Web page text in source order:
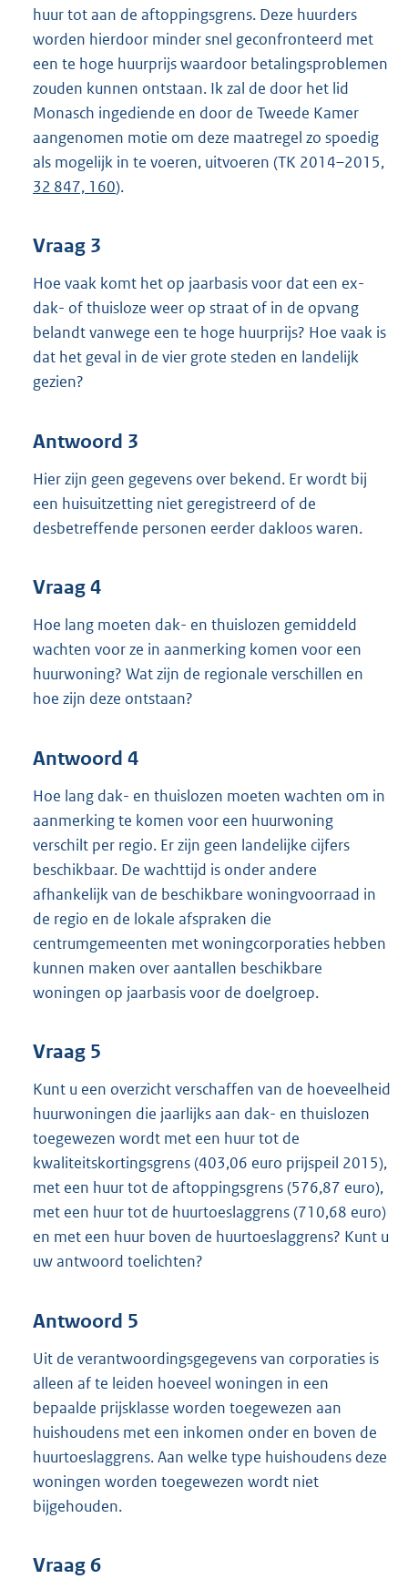
huur tot aan de aftoppingsgrens. Deze huurders
worden hierdoor minder snel geconfronteerd met
een te hoge huurprijs waardoor betalingsproblemen
zouden kunnen ontstaan. Ik zal de door het lid
Monasch ingediende en door de Tweede Kamer
aangenomen motie om deze maatregel zo spoedig
als mogelijk in te voeren, uitvoeren (TK 2014–2015,
32 847, 160).
Vraag 3
Hoe vaak komt het op jaarbasis voor dat een ex-
dak- of thuisloze weer op straat of in de opvang
belandt vanwege een te hoge huurprijs? Hoe vaak is
dat het geval in de vier grote steden en landelijk
gezien?
Antwoord 3
Hier zijn geen gegevens over bekend. Er wordt bij
een huisuitzetting niet geregistreerd of de
desbetreffende personen eerder dakloos waren.
Vraag 4
Hoe lang moeten dak- en thuislozen gemiddeld
wachten voor ze in aanmerking komen voor een
huurwoning? Wat zijn de regionale verschillen en
hoe zijn deze ontstaan?
Antwoord 4
Hoe lang dak- en thuislozen moeten wachten om in
aanmerking te komen voor een huurwoning
verschilt per regio. Er zijn geen landelijke cijfers
beschikbaar. De wachttijd is onder andere
afhankelijk van de beschikbare woningvoorraad in
de regio en de lokale afspraken die
centrumgemeenten met woningcorporaties hebben
kunnen maken over aantallen beschikbare
woningen op jaarbasis voor de doelgroep.
Vraag 5
Kunt u een overzicht verschaffen van de hoeveelheid
huurwoningen die jaarlijks aan dak- en thuislozen
toegewezen wordt met een huur tot de
kwaliteitskortingsgrens (403,06 euro prijspeil 2015),
met een huur tot de aftoppingsgrens (576,87 euro),
met een huur tot de huurtoeslaggrens (710,68 euro)
en met een huur boven de huurtoeslaggrens? Kunt u
uw antwoord toelichten?
Antwoord 5
Uit de verantwoordingsgegevens van corporaties is
alleen af te leiden hoeveel woningen in een
bepaalde prijsklasse worden toegewezen aan
huishoudens met een inkomen onder en boven de
huurtoeslaggrens. Aan welke type huishoudens deze
woningen worden toegewezen wordt niet
bijgehouden.
Vraag 6